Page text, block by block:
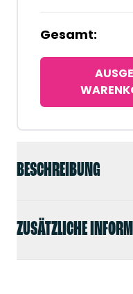
BESCHREIBUNG
ZUSÄTZLICHE
Gesamt: